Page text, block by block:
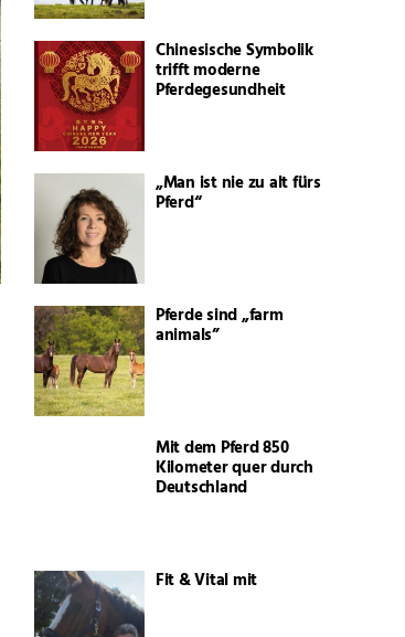
Chinesische Symbolik
trifft moderne
Pferdegesundheit
„Man ist nie zu alt fürs
Pferd“
Pferde sind „farm
animals”
Mit dem Pferd 850
Kilometer quer durch
Deutschland
Fit & Vital mit